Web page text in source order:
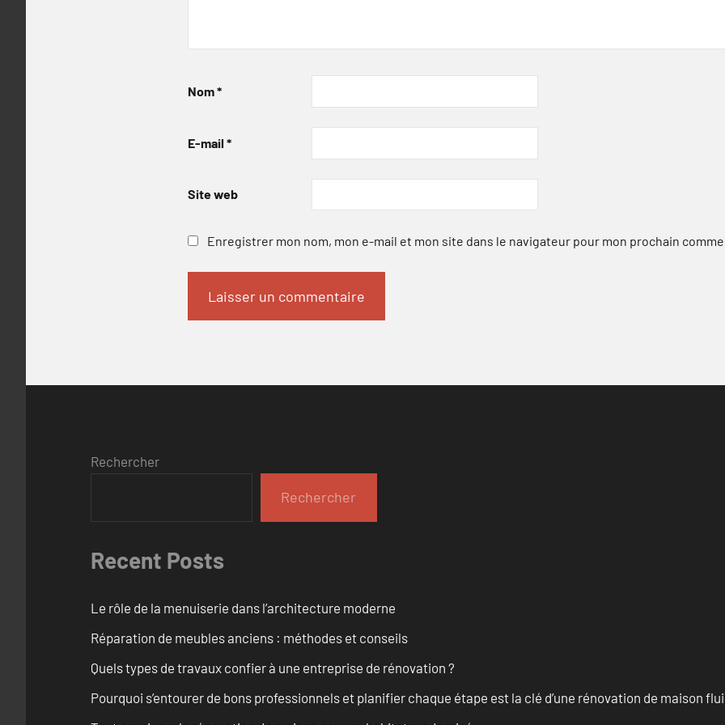
Nom*
E-mail *
Site web
Enregistrer mon nom, mon e-mail et mon site dans le navigateur pour mon prochain
Rechercher
Rechercher
Recent Posts
Le rôle de la menuiserie dans l’architecture moderne
Réparation de meubles anciens : méthodes et conseils
Quels types de travaux confier à une entreprise de rénovation ?
Pourquoi s’entourer de bons professionnels et planifier chaque étape est la clé d’une rénovation de maison